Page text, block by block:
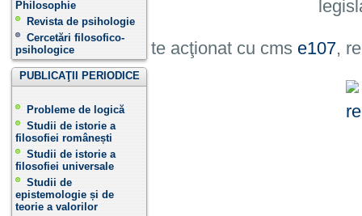
Philosophie
Revista de psihologie
Cercetări filosofico-
psihologice
PUBLICAŢII PERIODICE
Probleme de logică
Studii de istorie a
filosofiei românești
Studii de istorie a
filosofiei universale
Studii de
epistemologie și de
teorie a valorilor
Site acţionat cu cms e107,